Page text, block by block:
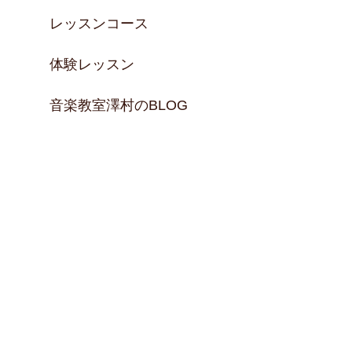
レッスンコース
体験レッスン
音楽教室澤村のBLOG